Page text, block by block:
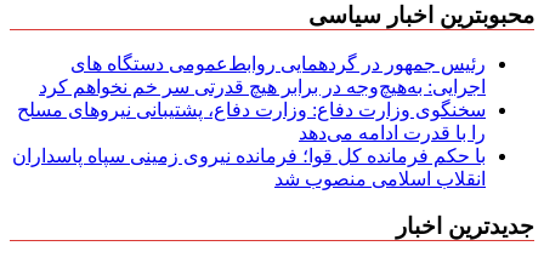
محبوبترین اخبار سیاسی
رئیس جمهور در گردهمایی روابط‌عمومی دستگاه های
اجرایی: به‌هیچ‌وجه در برابر هیچ قدرتی سر خم نخواهم کرد
سخنگوی وزارت دفاع: وزارت دفاع، پشتیبانی نیرو‌های مسلح
را با قدرت ادامه می‌دهد
با حکم فرمانده کل قوا؛ فرمانده نیروی زمینی سپاه پاسداران
انقلاب اسلامی منصوب شد
جدیدترین اخبار